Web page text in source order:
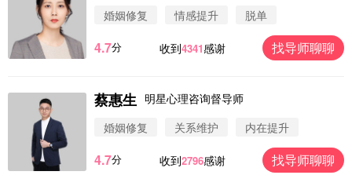
婚姻修复
情感提升 脱单
4.7分 收到4341感谢 找导师聊聊
蔡惠生 明星心理咨询督导师
婚姻修复
关系维护 内在提升
4.7分 收到2796感谢 找导师聊聊
微信用户 圆圈 通过此页面咨询，已获得专属情感方
案
微信用户 Vnno 通过此页面咨询，已获得专属情感方